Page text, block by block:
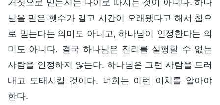
거짓으로 믿는지는 나이로 따지는 것이 아니다. 하나
님을 믿은 햇수가 길고 시간이 오래됐다고 해서 참으
로 믿는다는 의미도 아니고, 하나님이 인정한다는 의
미도 아니다. 결국 하나님은 진리를 실행할 수 없는
사람을 인정하지 않는다. 하나님은 그런 사람을 드러
내고 도태시킬 것이다. 너희는 이런 이치를 알아야
한다.